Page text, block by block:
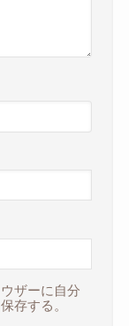
ザーに自分
存する。